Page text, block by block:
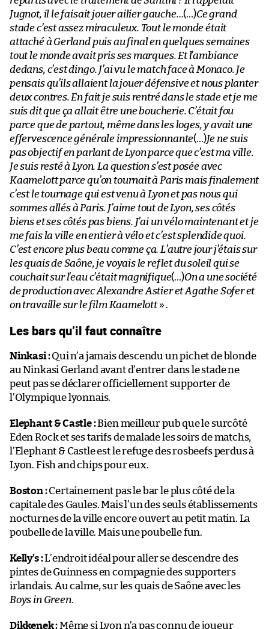
Jugnot, il le faisait jouer ailier gauche…(…)Ce grand
stade c’est assez miraculeux. Tout le monde était
attaché à Gerland puis au final en quelques semaines
tout le monde avait pris ses marques. Et l’ambiance
dedans, c’est dingo. J’ai vu le match face à Monaco. Je
pensais qu’ils allaient la jouer défensive et nous planter
deux contres. En fait je suis rentré dans le stade et je me
suis dit que ça allait être une boucherie. C’était fou
parce que de partout, même dans les loges, y avait une
effervescence générale impressionnante(…)Je ne suis
pas objectif en parlant de Lyon parce que c’est ma ville.
Je suis resté à Lyon. La question s’est posée avec
Kaamelott parce qu’on tournait à Paris mais finalement
c’est le tournage qui est venu à Lyon et pas nous qui
sommes allés à Paris. J’aime tout de Lyon, ses côtés
biens et ses côtés pas biens. J’ai un vélo maintenant et je
me fais la ville en entier à vélo et c’est splendide quoi.
C’est encore plus beau comme ça. L’autre jour j’étais sur
les quais de Saône, je voyais le reflet du soleil qui se
couchait sur l’eau c’était magnifique(…)On a une société
de production avec Alexandre Astier et Agathe Sofer et
on travaille sur le film Kaamelott» .
Les bars qu’il faut connaître
Ninkasi :Qui n’a jamais descendu un pichet de blonde
au Ninkasi Gerland avant d’entrer dans le stade ne
peut pas se déclarer officiellement supporter de
l’Olympique lyonnais.
Elephant & Castle :Bien meilleur pub que le surcôté
Eden Rock et ses tarifs de malade les soirs de matchs,
l’Elephant & Castle est le refuge des rosbeefs perdus à
Lyon. Fish and chips pour eux.
Boston :Certainement pas le bar le plus côté de la
capitale des Gaules. Mais l’un des seuls établissements
nocturnes de la ville encore ouvert au petit matin. La
poubelle de la ville. Mais une poubelle fun.
Kelly’s :L’endroit idéal pour aller se descendre des
pintes de Guinness en compagnie des supporters
irlandais. Au calme, sur les quais de Saône avec les
Boys in Green.
Dikkenek :Même si Lyon n’a pas connu de joueur